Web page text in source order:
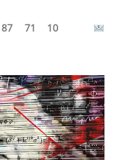
87 71 10